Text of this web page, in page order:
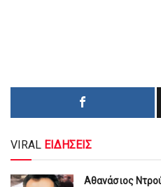
VIRAL ΕΙΔΗΣΕΙΣ
Αθανάσιος